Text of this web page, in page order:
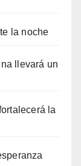
la noche
llevará un
la